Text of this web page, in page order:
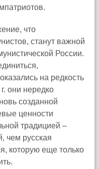
что
станут важной
России.
на редкость
они нередко
созданной
ценности
традицией –
чем русская
которую еще только